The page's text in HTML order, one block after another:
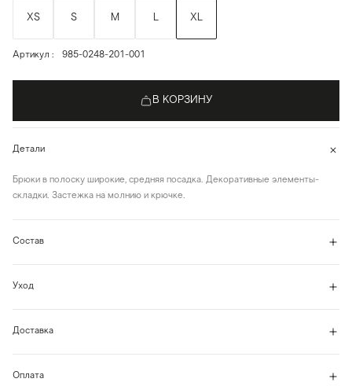
XS S M L XL
Артикул 985-0248-201-001
В КОРЗИНУ
Детали
Брюки в полоску широкие, средняя посадка. Декоративные элементы-
складки. Застежка на молнию и крючке.
Состав
Уход
Доставка
Оплата